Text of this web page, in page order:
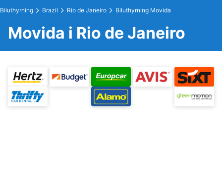
Biluthyrning Brazil Rio de Janeiro Biluthyrning Movida
Movida i Rio de Janeiro